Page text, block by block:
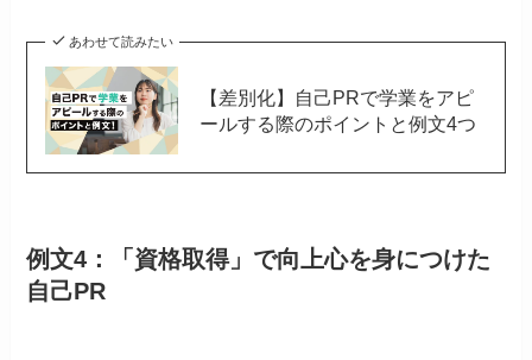
あわせて読みたい
【差別化】自己PRで学業をアピ
ールする際のポイントと例文4つ
例文4：「資格取得」で向上心を身につけた
自己PR